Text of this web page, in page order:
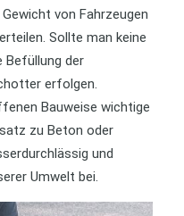
von Fahrzeugen
Sollte man keine
Befüllung der
erfolgen.
Bauweise wichtige
zu Beton oder
und
Umwelt bei.